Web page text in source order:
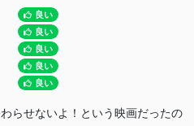
して。
！
良い
良い
良い
良い
良い
らせないよ！という映画だったの